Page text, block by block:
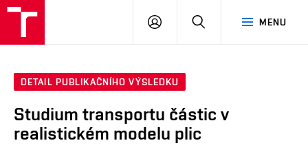
MENU
PŘIHLÁSIT
DETAIL PUBLIKAČNÍHO VÝSLEDKU
Studium transportu částic v
realistickém modelu plic